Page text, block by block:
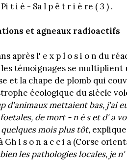
t i é - Sa l p ê t r i è re ( 3 ) .
et agneaux radioactifs
après l' e x p l o s i o n du
témoignages se
et la chape de plomb qui
écologique du siècle
d'animaux mettaient bas, j'ai
de mort - n é s et d' a
mois plus tôt, explique
i s o n a c c i a (Corse
les pathologies locales, je